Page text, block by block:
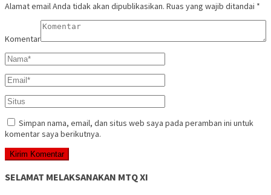
Alamat email Anda tidak akan dipublikasikan. Ruas yang wajib ditandai *
Komentar
Simpan nama, email, dan situs web saya pada peramban ini untuk
komentar saya berikutnya.
SELAMAT MELAKSANAKAN MTQ XI